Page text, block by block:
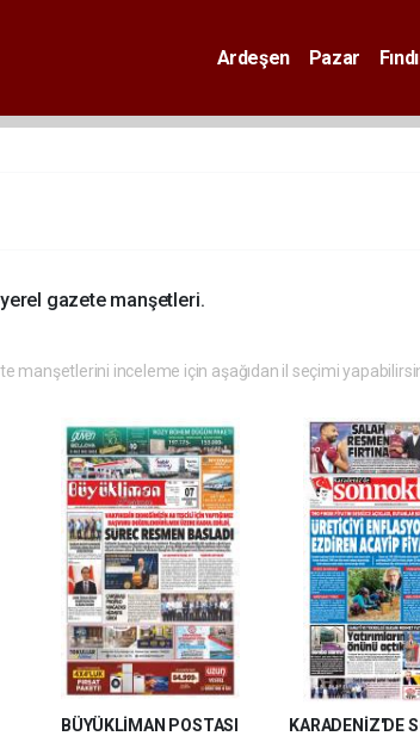
Ardeşen Pazar
gazete manşetleri.
manşetlerini inceleme için aşağıdan il seçimi
BÜYÜKLİMAN POSTASI KARADENİZ'DE